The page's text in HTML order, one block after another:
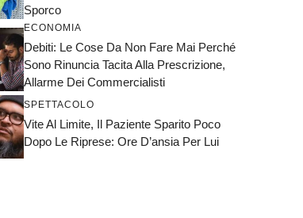
Sporco
ECONOMIA
Debiti: Le Cose Da Non Fare Mai Perché
Sono Rinuncia Tacita Alla Prescrizione,
Allarme Dei Commercialisti
SPETTACOLO
Vite Al Limite, Il Paziente Sparito Poco
Dopo Le Riprese: Ore D’ansia Per Lui